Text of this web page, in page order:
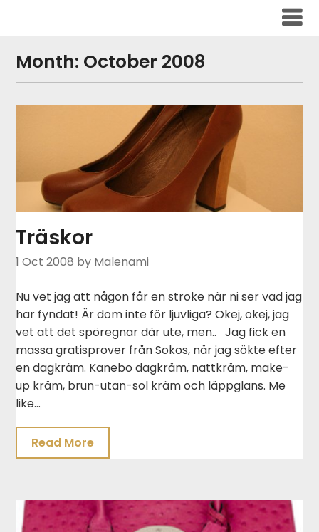
Month: October 2008
Träskor
1 Oct 2008 by Malenami
Nu vet jag att någon får en stroke när ni ser vad jag
har fyndat! Är dom inte för ljuvliga? Okej, okej, jag
vet att det spöregnar där ute, men.. Jag fick en
massa gratisprover från Sokos, när jag sökte efter
en dagkräm. Kanebo dagkräm, nattkräm, make-
up kräm, brun-utan-sol kräm och läppglans. Me
like…
Read More